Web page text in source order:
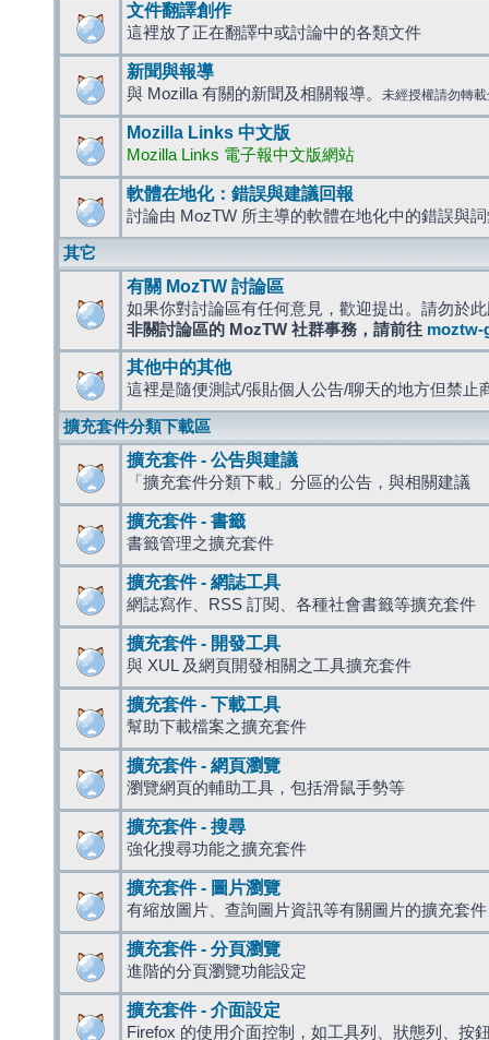
文件翻譯創作
這裡放了正在翻譯中或討論中的各類文件
新聞與報導
與 Mozilla 有關的新聞及相關報導。 未經授權請勿轉
Mozilla Links 中文版
Mozilla Links 電子報中文版網站
軟體在地化：錯誤與建議回報
討論由 MozTW 所主導的軟體在地化中的錯誤與
其它
有關 MozTW 討論區
如果你對討論區有任何意見，歡迎提出。請勿於
非關討論區的 MozTW 社群事務，請前往 moztw-
其他中的其他
這裡是隨便測試/張貼個人公告/聊天的地方但禁止
擴充套件分類下載區
擴充套件 - 公告與建議
「擴充套件分類下載」分區的公告，與相關建議
擴充套件 - 書籤
書籤管理之擴充套件
擴充套件 - 網誌工具
網誌寫作、RSS 訂閱、各種社會書籤等擴充套件
擴充套件 - 開發工具
與 XUL 及網頁開發相關之工具擴充套件
擴充套件 - 下載工具
幫助下載檔案之擴充套件
擴充套件 - 網頁瀏覽
瀏覽網頁的輔助工具，包括滑鼠手勢等
擴充套件 - 搜尋
強化搜尋功能之擴充套件
擴充套件 - 圖片瀏覽
有縮放圖片、查詢圖片資訊等有關圖片的擴充套件
擴充套件 - 分頁瀏覽
進階的分頁瀏覽功能設定
擴充套件 - 介面設定
Firefox 的使用介面控制，如工具列、狀態列、按